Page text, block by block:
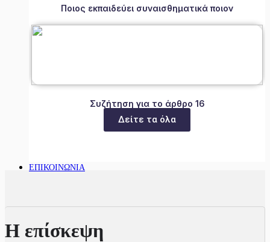
Ποιος εκπαιδεύει συναισθηματικά ποιον
Συζήτηση για το άρθρο 16
Δείτε τα όλα
ΕΠΙΚΟΙΝΩΝΙΑ
Η επίσκεψη